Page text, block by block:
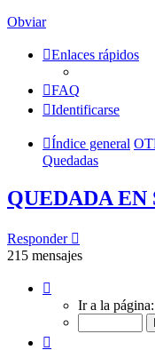
Obviar
Enlaces rápidos
FAQ
Identificarse
Índice general
Quedadas
QUEDADA
Responder
215 mensajes
Ir a la página: